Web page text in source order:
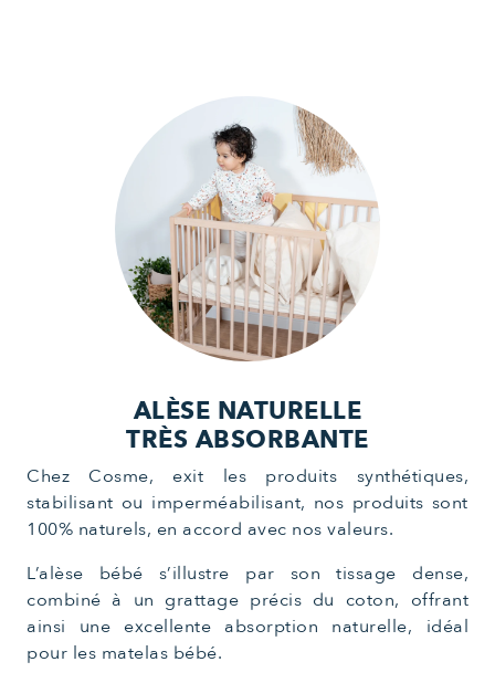
ALÈSE NATURELLE
TRÈS ABSORBANTE
Chez Cosme, exit les produits synthétiques,
stabilisant ou imperméabilisant, nos produits sont
100% naturels, en accord avec nos valeurs.
L’alèse bébé s’illustre par son tissage dense,
combiné à un grattage précis du coton, offrant
ainsi une excellente absorption naturelle, idéal
pour les matelas bébé.